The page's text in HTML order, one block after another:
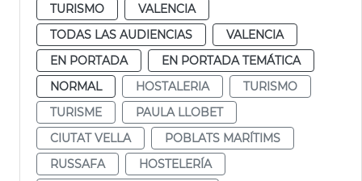
TURISMO
VALENCIA
TODAS LAS AUDIENCIAS
VALENCIA
EN PORTADA
EN PORTADA TEMÁTICA
NORMAL
HOSTALERIA
TURISMO
TURISME
PAULA LLOBET
CIUTAT VELLA
POBLATS MARÍTIMS
RUSSAFA
HOSTELERÍA